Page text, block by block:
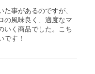
事があるのですが、
の風味良く、適度なマ
いく商品でした。こち
です！